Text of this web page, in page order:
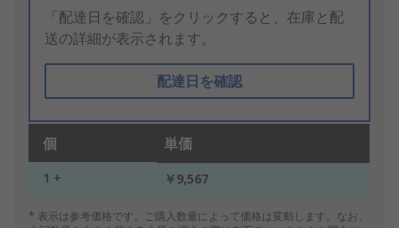
「配達日を確認」をクリックすると、在庫と配
送の詳細が表示されます。
配達日を確認
個 単価
1 + ￥9,567
* 表示は参考価格です。ご購入数量によって価格は変動します。なお、